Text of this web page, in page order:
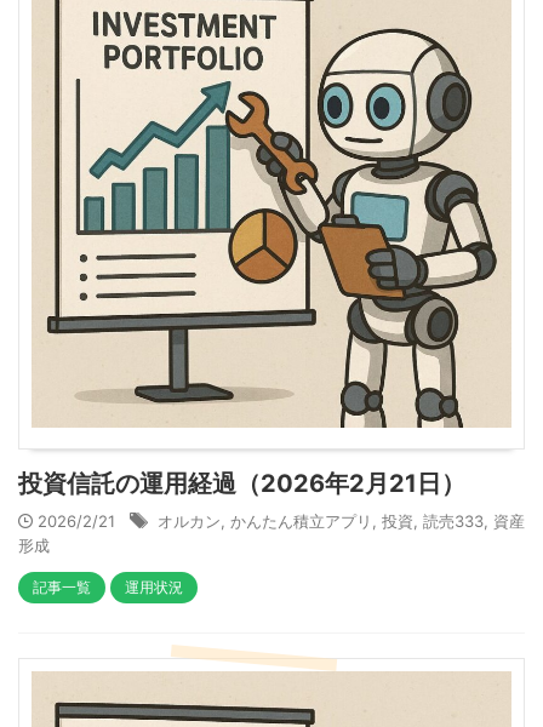
投資信託の運用経過（2026年2月21日）
2026/2/21 オルカン かんたん積立アプリ 投資 読売333 資産
形成
記事一覧 運用状況